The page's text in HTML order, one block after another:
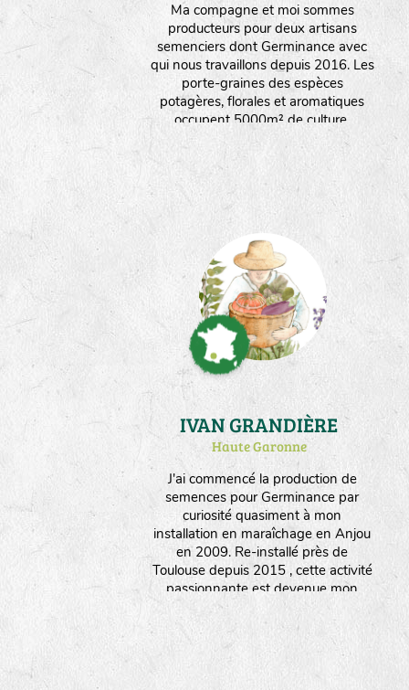
Ma compagne et moi sommes
producteurs pour deux artisans
semenciers dont Germinance avec
qui nous travaillons depuis 2016. Les
porte-graines des espèces
potagères, florales et aromatiques
occupent 5000m² de culture.
Instalée en plaine céréalière
valonnée et semi boisée, la ferme
produit aussi des céréales et du
fourrage. Nous orientons nos choix
vers un maximum d'espèces
produites en culture sèche.
J'ai commencé la production de
semences pour Germinance par
curiosité quasiment à mon
installation en maraîchage en Anjou
en 2009. Re-installé près de
Toulouse depuis 2015 , cette activité
passionnante est devenue mon
métier et je travaille pour plusieurs
semenciers. Ma surface de culture
dédiée aux semences est partagée
entre les engrais verts multipliés sur
1ha et les potagères sur 5000m².
IVAN GRANDIÈRE
Haute Garonne